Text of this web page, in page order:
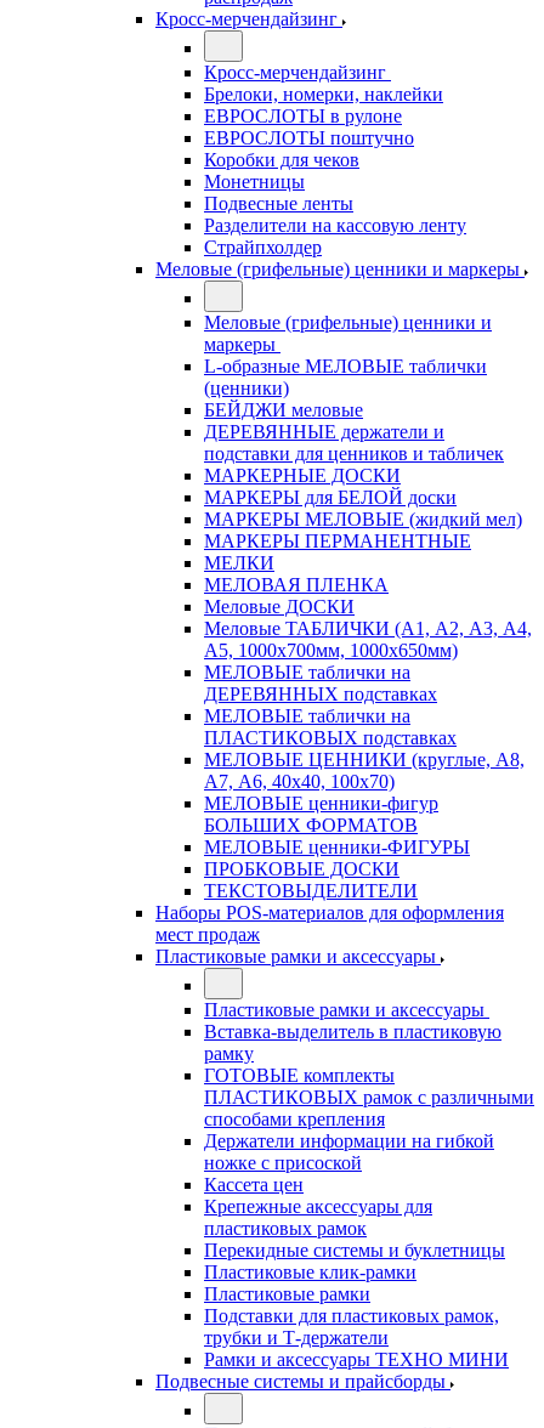
Кросс-мерчендайзинг
Кросс-мерчендайзинг
Брелоки, номерки, наклейки
ЕВРОСЛОТЫ в рулоне
ЕВРОСЛОТЫ поштучно
Коробки для чеков
Монетницы
Подвесные ленты
Разделители на кассовую ленту
Страйпхолдер
Меловые (грифельные) ценники и маркеры
Меловые (грифельные) ценники и
маркеры
L-образные МЕЛОВЫЕ таблички
(ценники)
БЕЙДЖИ меловые
ДЕРЕВЯННЫЕ держатели и
подставки для ценников и табличек
МАРКЕРНЫЕ ДОСКИ
МАРКЕРЫ для БЕЛОЙ доски
МАРКЕРЫ МЕЛОВЫЕ (жидкий мел)
МАРКЕРЫ ПЕРМАНЕНТНЫЕ
МЕЛКИ
МЕЛОВАЯ ПЛЕНКА
Меловые ДОСКИ
Меловые ТАБЛИЧКИ (А1, А2, А3, А4,
А5, 1000х700мм, 1000х650мм)
МЕЛОВЫЕ таблички на
ДЕРЕВЯННЫХ подставках
МЕЛОВЫЕ таблички на
ПЛАСТИКОВЫХ подставках
МЕЛОВЫЕ ЦЕННИКИ (круглые, А8,
А7, А6, 40х40, 100х70)
МЕЛОВЫЕ ценники-фигур
БОЛЬШИХ ФОРМАТОВ
МЕЛОВЫЕ ценники-ФИГУРЫ
ПРОБКОВЫЕ ДОСКИ
ТЕКСТОВЫДЕЛИТЕЛИ
Наборы POS-материалов для оформления
мест продаж
Пластиковые рамки и аксессуары
Пластиковые рамки и аксессуары
Вставка-выделитель в пластиковую
рамку
ГОТОВЫЕ комплекты
ПЛАСТИКОВЫХ рамок с различными
способами крепления
Держатели информации на гибкой
ножке с присоской
Кассета цен
Крепежные аксессуары для
пластиковых рамок
Перекидные системы и буклетницы
Пластиковые клик-рамки
Пластиковые рамки
Подставки для пластиковых рамок,
трубки и Т-держатели
Рамки и аксессуары ТЕХНО МИНИ
Подвесные системы и прайсборды